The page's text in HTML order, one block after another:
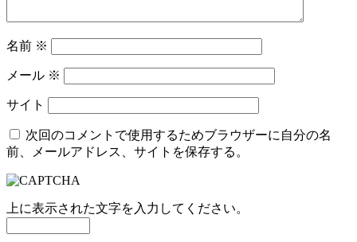
名前 ※
メール ※
サイト
次回のコメントで使用するためブラウザーに自分の名
前、メールアドレス、サイトを保存する。
上に表示された文字を入力してください。